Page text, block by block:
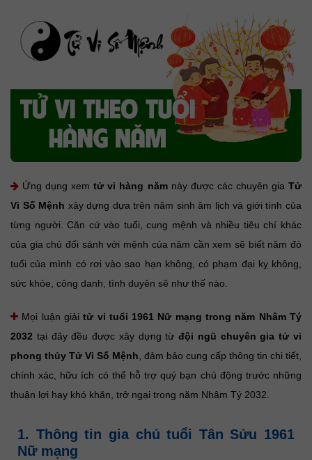
Ứng dụng xemtử vi hàng nămnày được các chuyên giaTử
Vi Số Mệnh xây dựng dựa trên năm sinh âm lịch và giới tính của
từng người. Căn cứ vào tuổi, cung mệnh và nhiều tiêu chí khác
của gia chủ đối sánh với mệnh của năm cần xem sẽ biết năm đó
tuổi của mình có rơi vào sao hạn không, có phạm đại kỵ không,
sức khỏe, công danh, tình duyên sẽ như thế nào.
Mọi luận giảitử vi tuổi 1961 Nữ mạng trong năm Nhâm Tý
2032 tại đây đều được xây dựng từđội ngũ chuyên gia tử vi
phong thủy Tử Vi Số Mệnh , đảm bảo cung cấp thông tin chi tiết,
chính xác, hữu ích có thể hỗ trợ quý bạn chủ động trước những
thuận lợi hay khó khăn, trở ngại trong năm Nhâm Tý 2032.
1. Thông tin gia chủ tuổi Tân Sửu 1961
Nữ mạng